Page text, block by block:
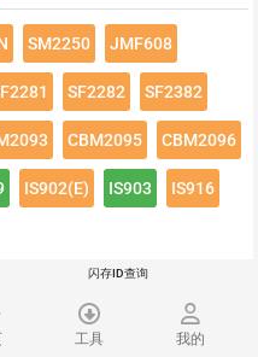
工具 我的
SM2250 JMF608
SF2282 SF2382
CBM2095 CBM2096
IS902(E) IS903 IS916
闪存ID查询